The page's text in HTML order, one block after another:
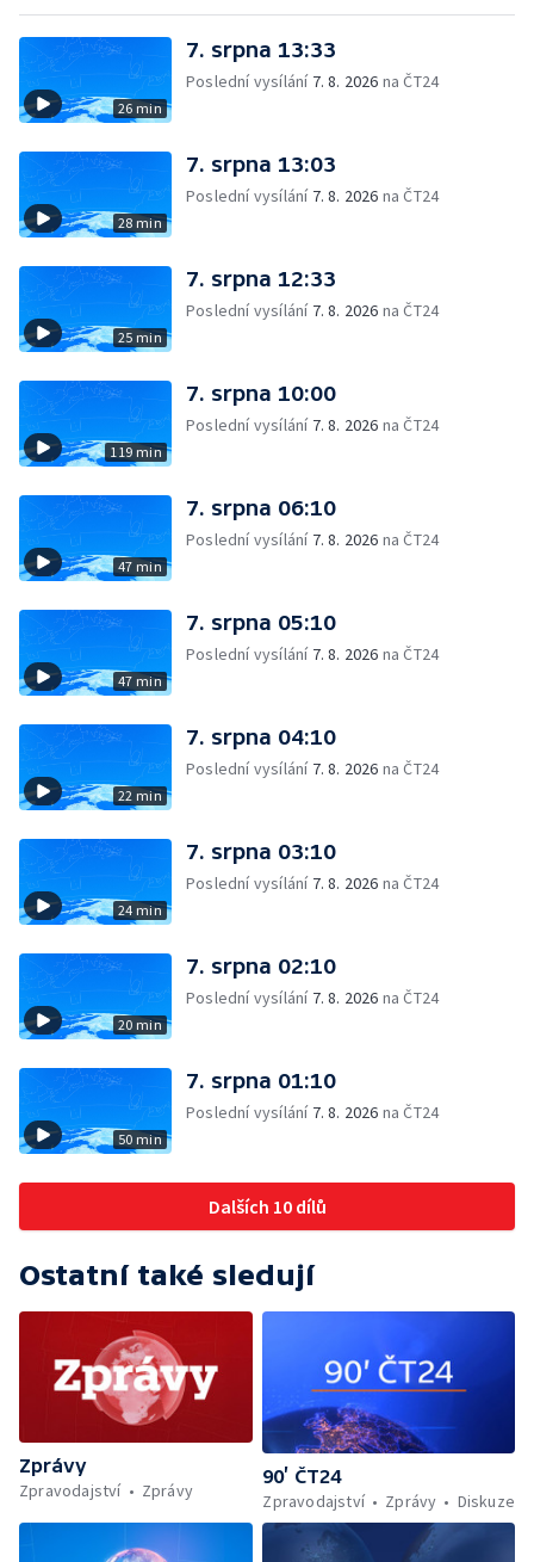
26 min
7. srpna 13:33
Poslední vysílání 7. 8. 2026 na ČT24
28 min
7. srpna 13:03
Poslední vysílání 7. 8. 2026 na ČT24
25 min
7. srpna 12:33
Poslední vysílání 7. 8. 2026 na ČT24
119 min
7. srpna 10:00
Poslední vysílání 7. 8. 2026 na ČT24
47 min
7. srpna 06:10
Poslední vysílání 7. 8. 2026 na ČT24
47 min
7. srpna 05:10
Poslední vysílání 7. 8. 2026 na ČT24
22 min
7. srpna 04:10
Poslední vysílání 7. 8. 2026 na ČT24
24 min
7. srpna 03:10
Poslední vysílání 7. 8. 2026 na ČT24
20 min
7. srpna 02:10
Poslední vysílání 7. 8. 2026 na ČT24
50 min
7. srpna 01:10
Poslední vysílání 7. 8. 2026 na ČT24
Dalších 10 dílů
Ostatní také sledují
Zprávy
Zpravodajství
Zprávy
90’ ČT24
Zpravodajství
Zprávy Diskuze